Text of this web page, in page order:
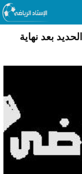
بعد نهاية